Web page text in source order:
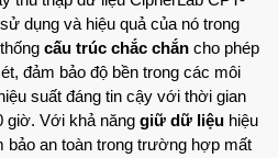
dụng và hiệu quả của nó trong
cấu trúc chắc chắn cho phép
đảm bảo độ bền trong các môi
suất đáng tin cậy với thời gian
giờ. Với khả năng giữ dữ liệu hiệu
bảo an toàn trong trường hợp mất